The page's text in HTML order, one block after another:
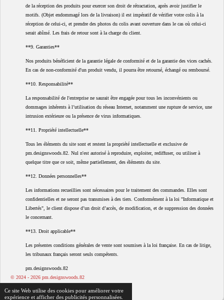
Ce site Web utilise des cookies pour améliorer votre
expérience et afficher des publicités personnalisées.
de la réception des produits pour exercer son droit de rétractation, après avoir justifier le
motifs. (Objet endommagé lors de la livraison) il est impératif de vérifier votre colis à la
réception de celui-ci, et prendre des photos du colis avant ouverture dans le cas où celui-ci
serait abîmé. Les frais de retour sont à la charge du client.
**9. Garanties**
Nos produits bénéficient de la garantie légale de conformité et de la garantie des vices cachés.
En cas de non-conformité d'un produit vendu, il pourra être retourné, échangé ou remboursé.
**10. Responsabilité**
La responsabilité de l'entreprise ne saurait être engagée pour tous les inconvénients ou
dommages inhérents à l’utilisation du réseau Internet, notamment une rupture de service, une
intrusion extérieure ou la présence de virus informatiques.
**11. Propriété intellectuelle**
Tous les éléments du site sont et restent la propriété intellectuelle et exclusive de
pm.designswoods.82. Nul n'est autorisé à reproduire, exploiter, rediffuser, ou utiliser à
quelque titre que ce soit, même partiellement, des éléments du site.
**12. Données personnelles**
Les informations recueillies sont nécessaires pour le traitement des commandes. Elles sont
confidentielles et ne seront pas transmises à des tiers. Conformément à la loi "Informatique et
Libertés", le client dispose d’un droit d’accès, de modification, et de suppression des données
le concernant.
**13. Droit applicable**
Les présentes conditions générales de vente sont soumises à la loi française. En cas de litige,
les tribunaux français seront seuls compétents.
pm.designswoods.82
© 2024 - 2026 pm.designswoods.82